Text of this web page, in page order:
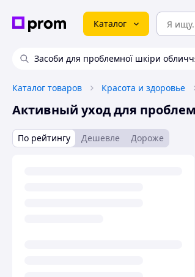
Каталог
Засоби для проблемної шкіри
Каталог товаров Красота и здоровье
Активный уход для
По рейтингу Дешевле Дороже